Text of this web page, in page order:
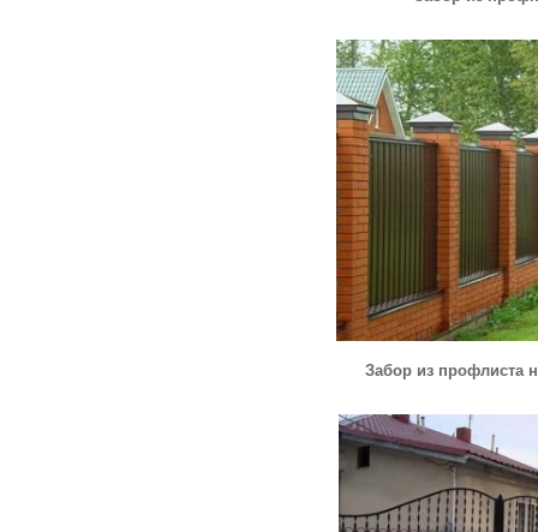
Забор из профлиста